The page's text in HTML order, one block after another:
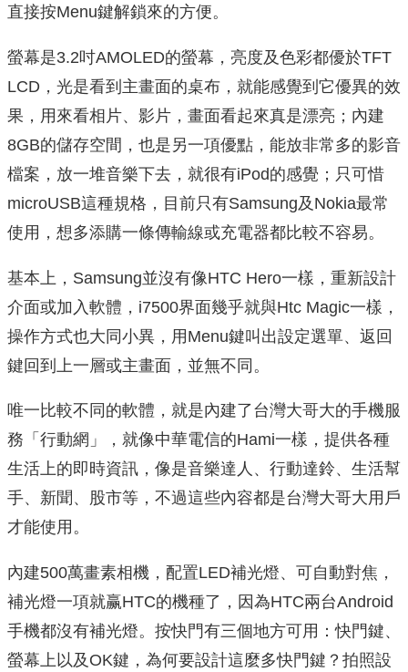
直接按Menu鍵解鎖來的方便。
螢幕是3.2吋AMOLED的螢幕，亮度及色彩都優於TFT
LCD，光是看到主畫面的桌布，就能感覺到它優異的效
果，用來看相片、影片，畫面看起來真是漂亮；內建
8GB的儲存空間，也是另一項優點，能放非常多的影音
檔案，放一堆音樂下去，就很有iPod的感覺；只可惜
microUSB這種規格，目前只有Samsung及Nokia最常
使用，想多添購一條傳輸線或充電器都比較不容易。
基本上，Samsung並沒有像HTC Hero一樣，重新設計
介面或加入軟體，i7500界面幾乎就與Htc Magic一樣，
操作方式也大同小異，用Menu鍵叫出設定選單、返回
鍵回到上一層或主畫面，並無不同。
唯一比較不同的軟體，就是內建了台灣大哥大的手機服
務「行動網」，就像中華電信的Hami一樣，提供各種
生活上的即時資訊，像是音樂達人、行動達鈴、生活幫
手、新聞、股市等，不過這些內容都是台灣大哥大用戶
才能使用。
內建500萬畫素相機，配置LED補光燈、可自動對焦，
補光燈一項就赢HTC的機種了，因為HTC兩台Android
手機都沒有補光燈。按快門有三個地方可用：快門鍵、
螢幕上以及OK鍵，為何要設計這麼多快門鍵？拍照設